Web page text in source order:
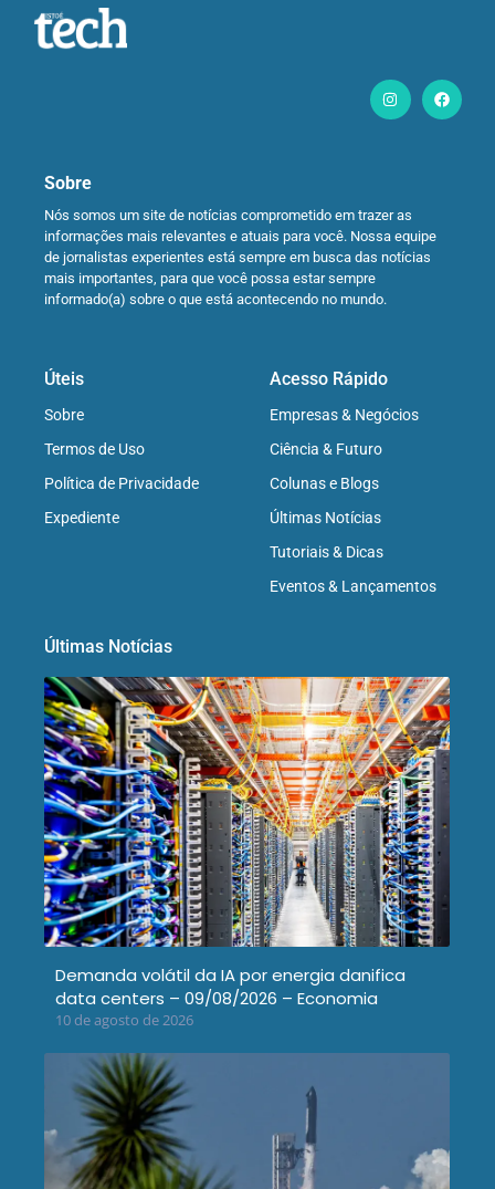
Sobre
Nós somos um site de notícias comprometido em trazer as
informações mais relevantes e atuais para você. Nossa equipe
de jornalistas experientes está sempre em busca das notícias
mais importantes, para que você possa estar sempre
informado(a) sobre o que está acontecendo no mundo.
Úteis
Sobre
Termos de Uso
Política de Privacidade
Expediente
Acesso Rápido
Empresas & Negócios
Ciência & Futuro
Colunas e Blogs
Últimas Notícias
Tutoriais & Dicas
Eventos & Lançamentos
Últimas Notícias
Demanda volátil da IA por energia danifica
data centers – 09/08/2026 – Economia
10 de agosto de 2026